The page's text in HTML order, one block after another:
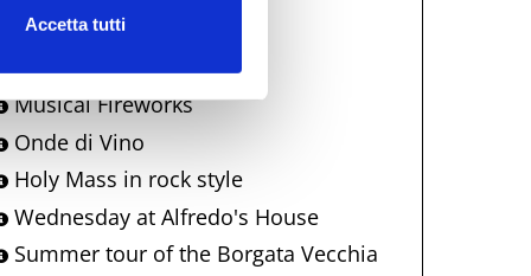
Accetta tutti
Bell'Italia
The Enchanted Carriage
Musical Fireworks
Onde di Vino
Holy Mass in rock style
Wednesday at Alfredo's House
Summer tour of the Borgata Vecchia